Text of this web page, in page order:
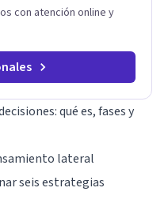
con atención online y
qué es, fases y
lateral
seis estrategias